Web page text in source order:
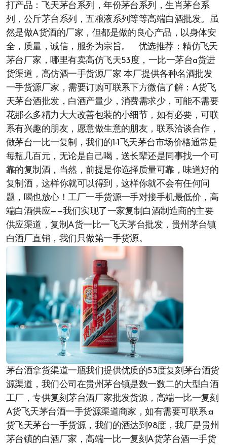
打产品：飞天茅台系列，年份茅台系列，生肖茅台系
列，公斤茅台系列，五粮液系列等等高端白酒批发。虽
然是做A货酒的厂家，但都是做的良心产品，以身体安
全，质量，诚信，服务为宗旨。 优选推荐：精仿飞天
茅台厂家，哪里有卖高仿飞天53度，一比一茅台a货进
货渠道，高仿酒一手货源厂家 本厂提供各种名酒批发
一手货源厂家，需要订购可联系下方微信了解：A货飞
天茅台酒批发，白酒产量少，消费需求少，可能不需要
花那么多精力大大改善包装的小细节，如有必要，可联
系有兴趣的朋友，愿意做生意的朋友，联系洽谈合作，
做茅台一比一复制，我们的1-1飞天茅台市场价格通常是
每瓶几百元，无论是自己喝，送长辈还是同事找一个可
靠的复制酒，当然，前提是你选择质量可靠，味道好的
复制酒，这样你就可以得到，这样你就不会有任何问
题，喝也放心！工厂一手货源一手对接手机最低价，高
端白酒供应——我们实现了一家复制白酒制造商的主要
供应渠道，复制A货一比一飞天茅台批发，贵州茅台镇
白酒厂直销，我们只做第一手货源。
茅台酒拿货渠道一瓶我们提供优质的53度复刻茅台酒货
源渠道，我们公司在贵州茅台镇是数一数二的大型白酒
工厂，专供复刻茅台酒厂家批发货源，高端一比一复刻
A货飞天茅台酒一手货源渠道商家，如有需要可联系:a
货飞天茅台一手货源，我们的酒达到98度，我厂是贵州
茅台镇的白酒厂家，高端一比一复刻A货茅台酒一手货